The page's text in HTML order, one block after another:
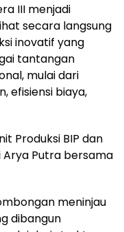
III menjadi
secara langsung
inovatif yang
tantangan
mulai dari
efisiensi biaya,
Produksi BIP dan
Arya Putra bersama
meninjau
dibangun